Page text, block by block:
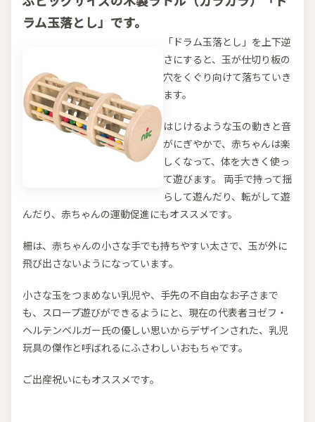
ラム玉落とし」です。
「ドラム玉落とし」を上下逆
さにすると、玉が仕切り板の
穴をくぐり向けて落ちていき
ます。
はじけるような玉の動きと音
がにぎやかで、赤ちゃんは楽
しくなって、体を大きく使っ
て遊びます。 両手で持って揺
らして遊んだり、転がして遊
んだり、赤ちゃんの運動促進にもオススメです。
柵は、赤ちゃんの小さな手でも持ちやすい太さで、玉が外に
飛び出さないようになっています。
小さな玉をつまめない乳児や、手先の不自由なお子さまで
も、スロープ遊びができるようにと、現在の代表者ヨゼフ・
ヘルテンベルガー氏の優しい思いからデザインされた、乳児
玩具の傑作と呼ばれるにふさわしいおもちゃです。
ご出産祝いにもオススメです。